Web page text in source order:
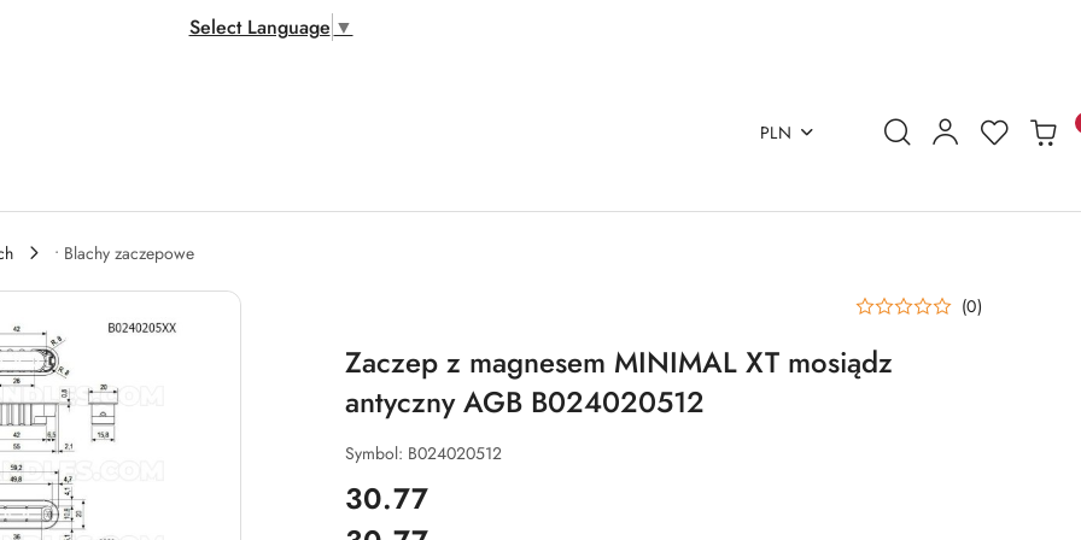
Select Language ▼
PLN
• Blachy zaczepowe
(0)
Zaczep z magnesem MINIMAL XT mosiądz
antyczny AGB B024020512
Symbol: B024020512
cena:
30.77